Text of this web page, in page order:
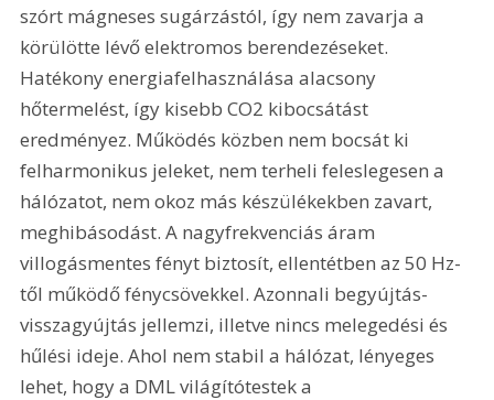
szórt mágneses sugárzástól, így nem zavarja a
körülötte lévő elektromos berendezéseket.
Hatékony energiafelhasználása alacsony
hőtermelést, így kisebb CO2 kibocsátást
eredményez. Működés közben nem bocsát ki
felharmonikus jeleket, nem terheli feleslegesen a
hálózatot, nem okoz más készülékekben zavart,
meghibásodást. A nagyfrekvenciás áram
villogásmentes fényt biztosít, ellentétben az 50 Hz-
től működő fénycsövekkel. Azonnali begyújtás-
visszagyújtás jellemzi, illetve nincs melegedési és
hűlési ideje. Ahol nem stabil a hálózat, lényeges
lehet, hogy a DML világítótestek a